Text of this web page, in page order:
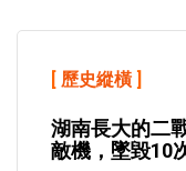
[ 歷史縱橫 ]
湖南長大的二
敵機，墜毀10